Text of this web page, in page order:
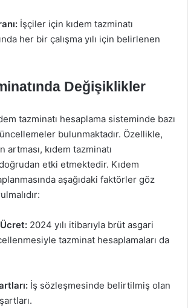
İşçiler için kıdem tazminatı
her bir çalışma yılı için belirlenen
Değişiklikler
tazminatı hesaplama sisteminde bazı
bulunmaktadır. Özellikle,
kıdem tazminatı
etki etmektedir. Kıdem
aşağıdaki faktörler göz
2024 yılı itibarıyla brüt asgari
tazminat hesaplamaları da
İş sözleşmesinde belirtilmiş olan